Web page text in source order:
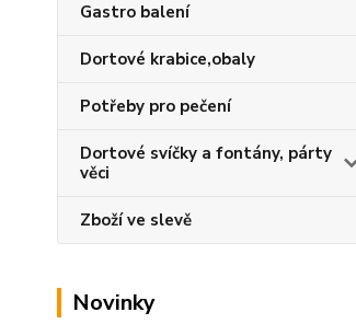
Gastro balení
Dortové krabice,obaly
Potřeby pro pečení
Dortové svíčky a fontány, párty
věci
Zboží ve slevě
Novinky